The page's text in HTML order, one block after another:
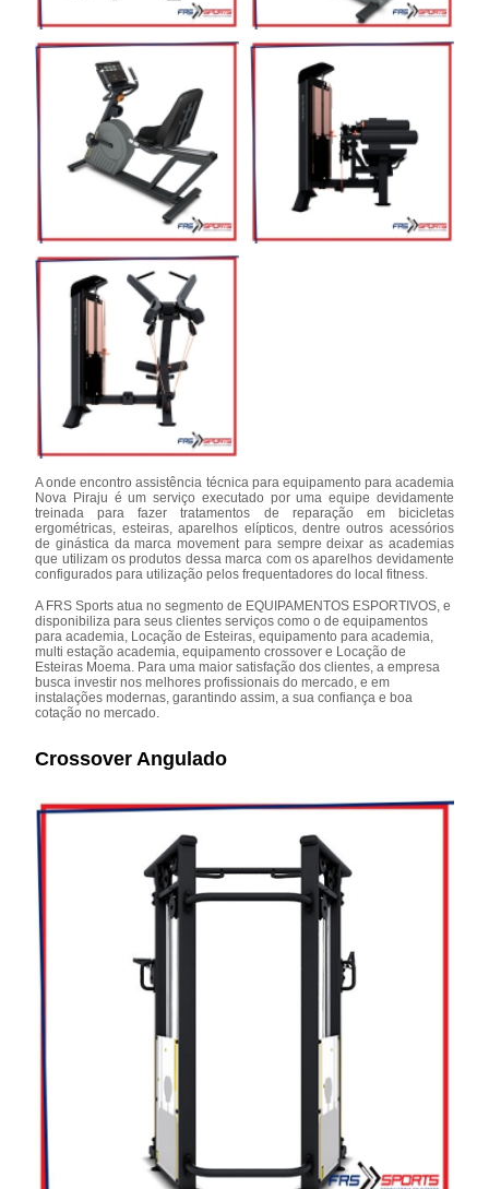
A onde encontro assistência técnica para equipamento para academia
Nova Piraju é um serviço executado por uma equipe devidamente
treinada para fazer tratamentos de reparação em bicicletas
ergométricas, esteiras, aparelhos elípticos, dentre outros acessórios
de ginástica da marca movement para sempre deixar as academias
que utilizam os produtos dessa marca com os aparelhos devidamente
configurados para utilização pelos frequentadores do local fitness.
A FRS Sports atua no segmento de EQUIPAMENTOS ESPORTIVOS, e
disponibiliza para seus clientes serviços como o de equipamentos
para academia, Locação de Esteiras, equipamento para academia,
multi estação academia, equipamento crossover e Locação de
Esteiras Moema. Para uma maior satisfação dos clientes, a empresa
busca investir nos melhores profissionais do mercado, e em
instalações modernas, garantindo assim, a sua confiança e boa
cotação no mercado.
Crossover Angulado